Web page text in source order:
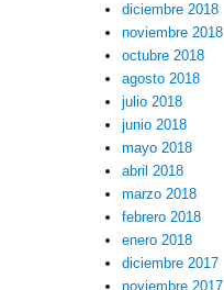
diciembre 2018
noviembre 2018
octubre 2018
agosto 2018
julio 2018
junio 2018
mayo 2018
abril 2018
marzo 2018
febrero 2018
enero 2018
diciembre 2017
noviembre 2017